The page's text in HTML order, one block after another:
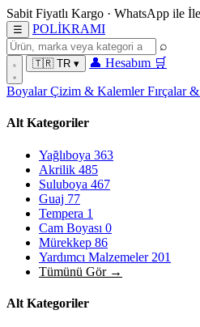
Sabit Fiyatlı Kargo · WhatsApp ile
☰ POLİKRAMI
⌕
🇹🇷 TR ▾ 👤 Hesabım 🛒
BoyalarÇizim & KalemlerFırçalar
Alt Kategoriler
Yağlıboya 363
Akrilik 485
Suluboya 467
Guaj 77
Tempera 1
Cam Boyası 0
Mürekkep 86
Yardımcı Malzemeler 201
Tümünü Gör →
Alt Kategoriler